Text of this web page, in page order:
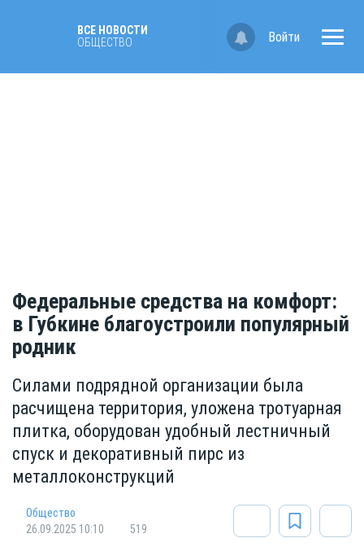
ВСЕ НОВОСТИ
ОБЩЕСТВО
Войти
Федеральные средства на комфорт:
в Губкине благоустроили популярный
родник
Силами подрядной организации была
расчищена территория, уложена тротуарная
плитка, оборудован удобный лестничный
спуск и декоративный пирс из
металлоконструкций
Общество
26.09.2025 10:10
519